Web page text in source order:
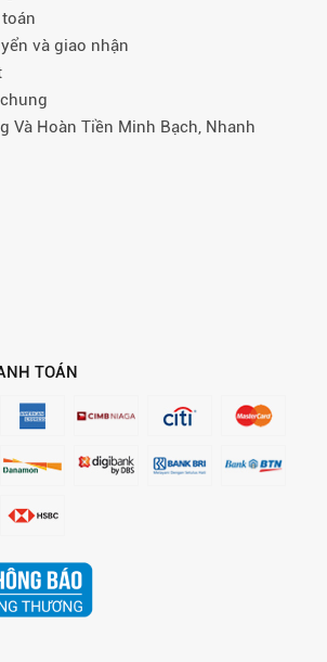
và giao nhận
Và Hoàn Tiền Minh Bạch, Nhanh
TOÁN